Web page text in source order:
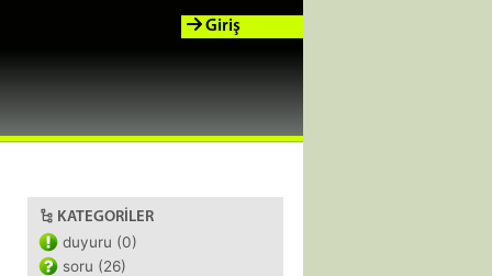
Giriş
KATEGORILER
duyuru (0)
soru (26)